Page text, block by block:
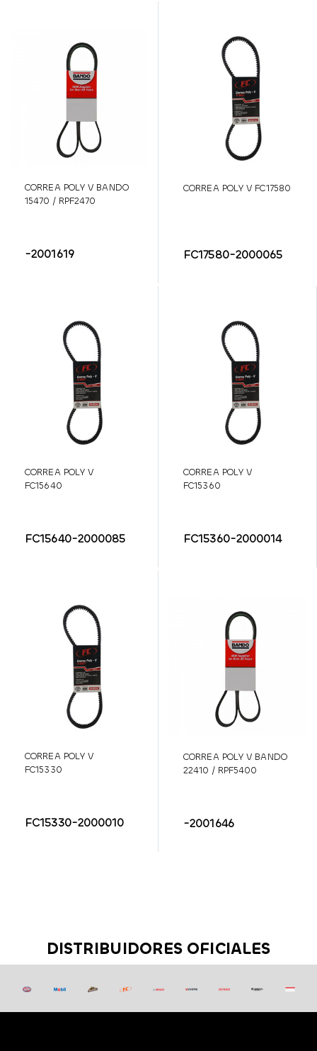
CORREA POLY V BANDO
15470 / RPF2470
-2001619
CORREA POLY V FC17580
FC17580-2000065
CORREA POLY V
FC15640
FC15640-2000085
CORREA POLY V
FC15360
FC15360-2000014
CORREA POLY V
FC15330
FC15330-2000010
CORREA POLY V BANDO
22410 / RPF5400
-2001646
DISTRIBUIDORES OFICIALES